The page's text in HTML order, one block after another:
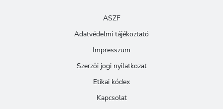
ASZF
Adatvédelmi tájékoztató
Impresszum
Szerzői jogi nyilatkozat
Etikai kódex
Kapcsolat